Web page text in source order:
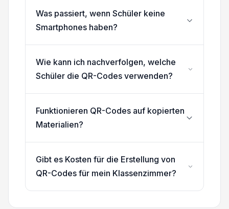
Was passiert, wenn Schüler keine
Smartphones haben?
Wie kann ich nachverfolgen, welche
Schüler die QR-Codes verwenden?
Funktionieren QR-Codes auf kopierten
Materialien?
Gibt es Kosten für die Erstellung von
QR-Codes für mein Klassenzimmer?